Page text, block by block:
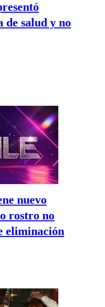
de salud y no
nuevo
rostro no
eliminación